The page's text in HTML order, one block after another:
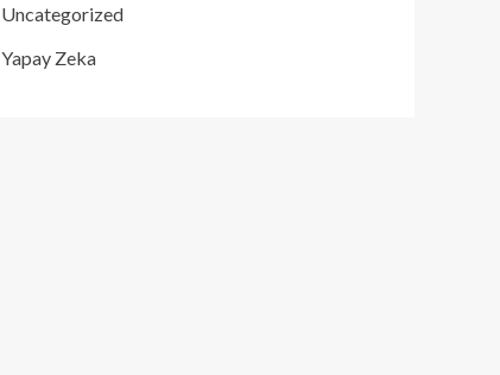
Uncategorized
Yapay Zeka